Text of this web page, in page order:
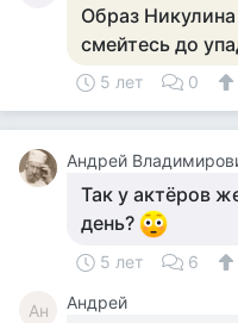
Образ
смейтесь до
5 лет 0
Андрей
Так у актёров
день?
5 лет 6
Ан Андрей